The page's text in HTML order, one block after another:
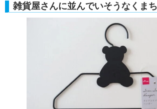
雑貨屋さんに並んでいそうなくま